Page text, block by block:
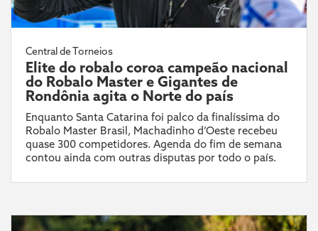
Central de Torneios
Elite do robalo coroa campeão nacional
do Robalo Master e Gigantes de
Rondônia agita o Norte do país
Enquanto Santa Catarina foi palco da finalíssima do
Robalo Master Brasil, Machadinho d’Oeste recebeu
quase 300 competidores. Agenda do fim de semana
contou ainda com outras disputas por todo o país.